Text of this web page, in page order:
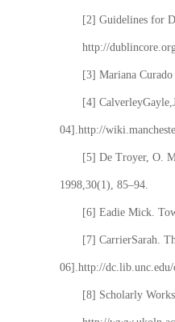
[2] Guidelines for
http://
[3] Mariana
[4]
04].http://
[5] De Troyer, O.
1998,30(1), 85–94.
[6] Eadie Mick.
[7] CarrierSarah.
06].http://
[8] Scholarly